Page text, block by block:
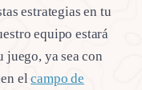
estrategias en tu
equipo estará
juego, ya sea con
en elcampo de